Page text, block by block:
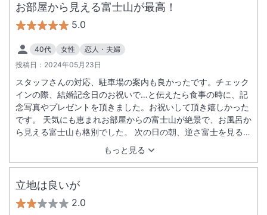
お部屋から見える富士山が最高！
5.0
40代 女性
恋人・夫婦
投稿日： 2024年05月23日
もっと見る
スタッフさんの対応、駐車場の案内も良かったです。チェック
インの際、結婚記念日のお祝いで…と伝えたら食事の時に、記
念写真やプレゼントを頂きました。お祝いして頂き嬉しかった
です。 天気にも恵まれお部屋からの富士山が絶景で、お風呂か
ら見える富士山も格別でした。 次の日の朝、逆さ富士を見るこ
とができたことも、いい思い出になりました。 また、ぜひ来た
立地は良いが
2.0